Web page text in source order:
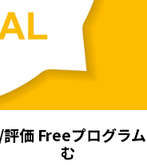
価 Freeプログラ
む